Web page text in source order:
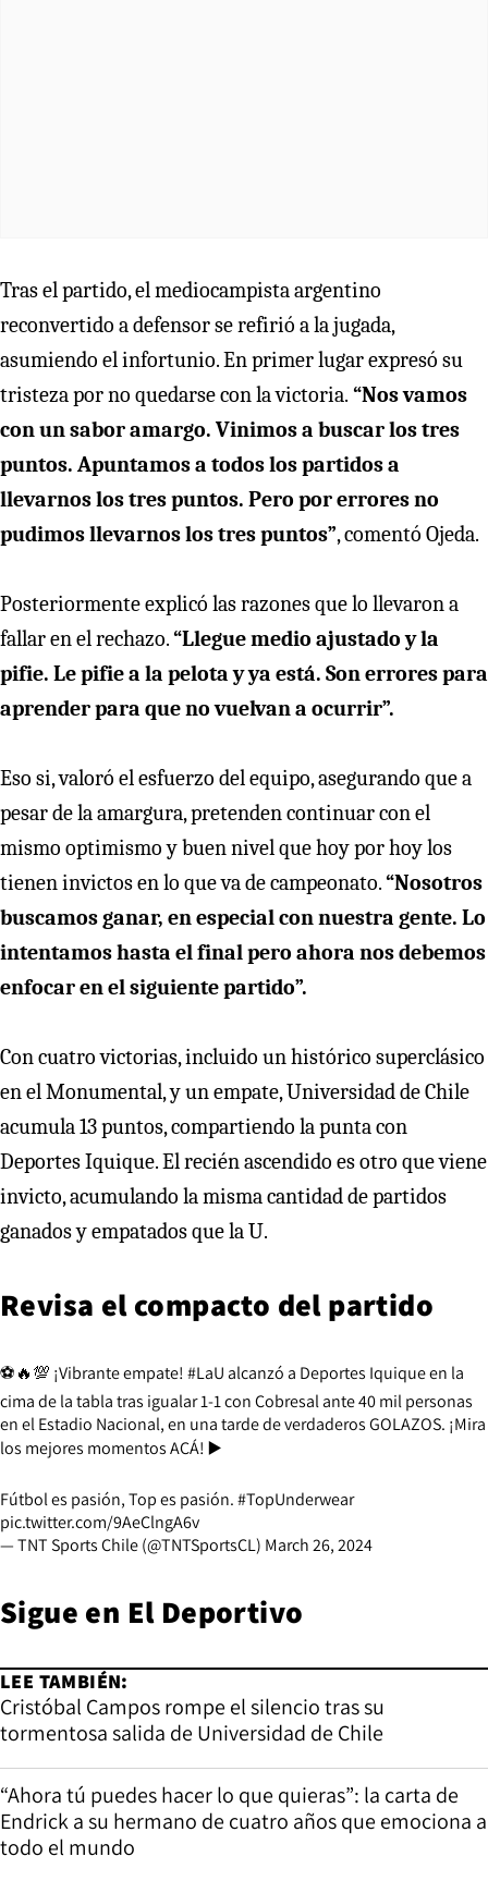
Tras el partido, el mediocampista argentino
reconvertido a defensor se refirió a la jugada,
asumiendo el infortunio. En primer lugar expresó su
tristeza por no quedarse con la victoria. “Nos vamos
con un sabor amargo. Vinimos a buscar los tres
puntos. Apuntamos a todos los partidos a
llevarnos los tres puntos. Pero por errores no
pudimos llevarnos los tres puntos”, comentó Ojeda.
Posteriormente explicó las razones que lo llevaron a
fallar en el rechazo.“Llegue medio ajustado y la
pifie. Le pifie a la pelota y ya está. Son errores para
aprender para que no vuelvan a ocurrir”.
Eso si, valoró el esfuerzo del equipo, asegurando que a
pesar de la amargura, pretenden continuar con el
mismo optimismo y buen nivel que hoy por hoy los
tienen invictos en lo que va de campeonato.“Nosotros
buscamos ganar, en especial con nuestra gente. Lo
intentamos hasta el final pero ahora nos debemos
enfocar en el siguiente partido”.
Con cuatro victorias, incluido un histórico superclásico
en el Monumental, y un empate, Universidad de Chile
acumula 13 puntos, compartiendo la punta con
Deportes Iquique. El recién ascendido es otro que viene
invicto, acumulando la misma cantidad de partidos
ganados y empatados que la U.
Revisa el compacto del partido
⚽️🔥💯 ¡Vibrante empate! #LaU alcanzó a Deportes Iquique en la
cima de la tabla tras igualar 1-1 con Cobresal ante 40 mil personas
en el Estadio Nacional, en una tarde de verdaderos GOLAZOS. ¡Mira
los mejores momentos ACÁ! ▶️
Fútbol es pasión, Top es pasión.#TopUnderwear
pic.twitter.com/9AeClngA6v
— TNT Sports Chile (@TNTSportsCL) March 26, 2024
Sigue en El Deportivo
LEE TAMBIÉN:
Cristóbal Campos rompe el silencio tras su
tormentosa salida de Universidad de Chile
“Ahora tú puedes hacer lo que quieras”: la carta de
Endrick a su hermano de cuatro años que emociona a
todo el mundo